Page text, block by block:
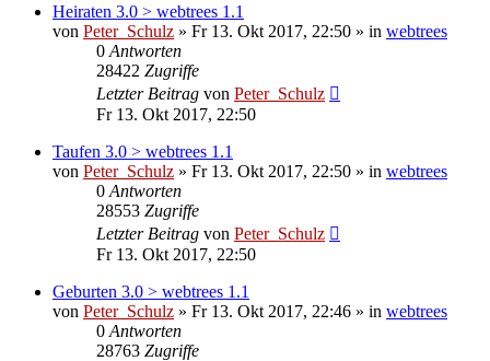
Heiraten 3.0 > webtrees 1.1
von Peter_Schulz » Fr 13. Okt 2017, 22:50 » in webtrees
0 Antworten
28422 Zugriffe
Letzter Beitrag von Peter_Schulz
Fr 13. Okt 2017, 22:50
Taufen 3.0 > webtrees 1.1
von Peter_Schulz » Fr 13. Okt 2017, 22:50 » in webtrees
0 Antworten
28553 Zugriffe
Letzter Beitrag von Peter_Schulz
Fr 13. Okt 2017, 22:50
Geburten 3.0 > webtrees 1.1
von Peter_Schulz » Fr 13. Okt 2017, 22:46 » in webtrees
0 Antworten
28763 Zugriffe